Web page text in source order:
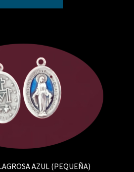
AZUL (PEQUEÑA)